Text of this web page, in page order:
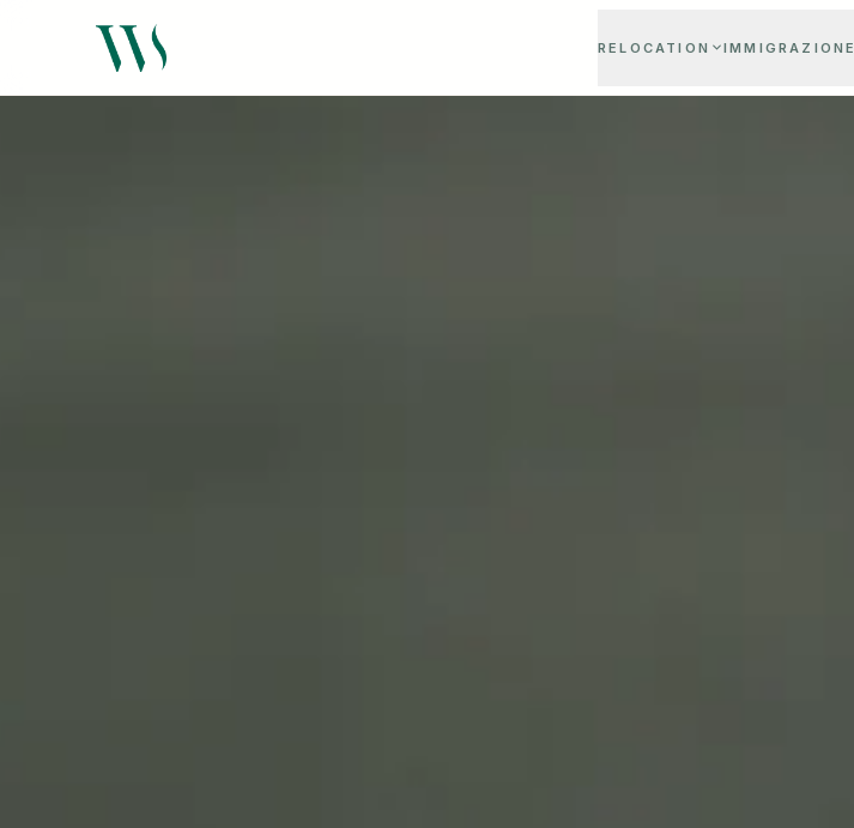
RELOCATION IMMIGRAZIONE